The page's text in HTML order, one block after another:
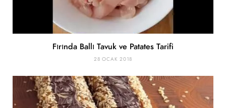
Fırında Ballı Tavuk ve Patates Tarifi
28 OCAK 2018